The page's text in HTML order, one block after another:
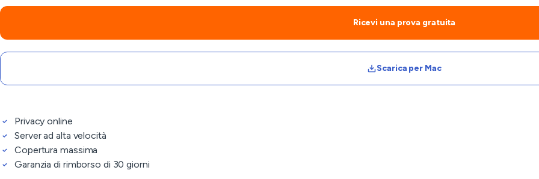
Ricevi una prova gratuita
Scarica per Mac
Privacy online
Server ad alta velocità
Copertura massima
Garanzia di rimborso di 30 giorni